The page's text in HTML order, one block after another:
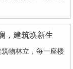
，建筑焕新生
物林立，每一座楼